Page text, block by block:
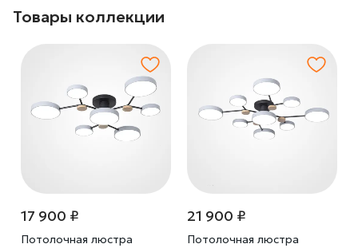
Товары коллекции
17 900 ₽
Потолочная люстра
21 900 ₽
Потолочная люстра